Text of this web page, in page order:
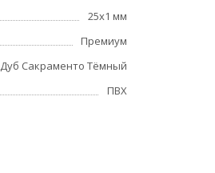
25x1 мм
Премиум
Дуб Сакраменто Тёмный
ПВХ